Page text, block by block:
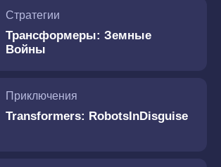
Стратегии
Трансформеры: Земные
Войны
Приключения
Transformers: RobotsInDisguise